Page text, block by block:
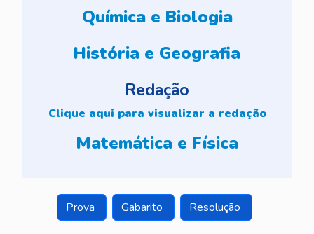
Química e Biologia
História e Geografia
Redação
Clique aqui para visualizar a redação
Matemática e Física
Prova Gabarito Resolução